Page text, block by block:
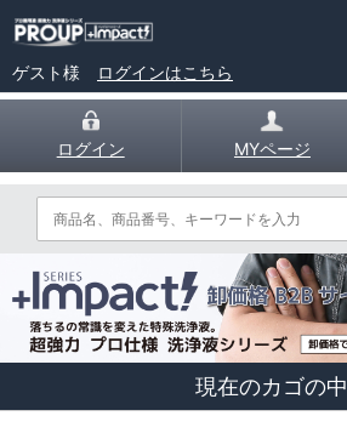
ログイン MYページ
ゲスト様 ログインはこちら
現在のカゴの中